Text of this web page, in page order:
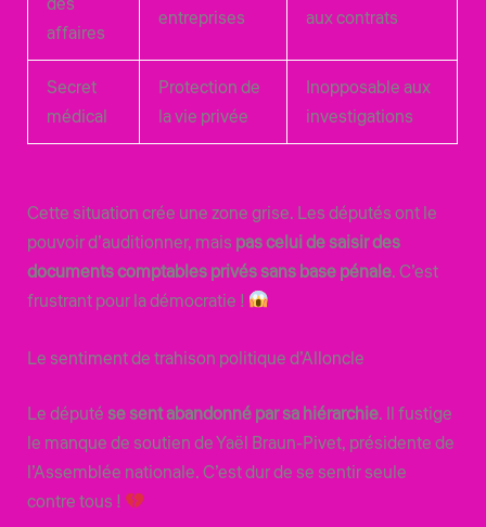
affaires
entreprises
aux contrats
Secret
médical
Protection de
la vie privée
Inopposable aux
investigations
Cette situation crée une zone grise. Les députés ont le
pouvoir d’auditionner, mais pas celui de saisir des
documents comptables privés sans base pénale. C’est
frustrant pour la démocratie !
Le sentiment de trahison politique d’Alloncle
Le députése sent abandonné par sa hiérarchie. Il fustige
le manque de soutien de Yaël Braun-Pivet, présidente de
l’Assemblée nationale. C’est dur de se sentir seule
contre tous !